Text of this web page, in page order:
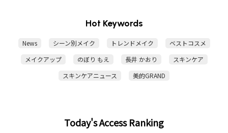
Hot Keywords
News シーン別メイク トレンドメイク
ベストコスメ
メイクアップ
のぼり もえ 長井 かおり
スキンケア
スキンケアニュース
美的GRAND
Today's Access Ranking